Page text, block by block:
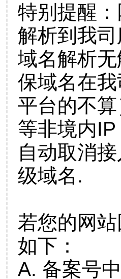
特别提醒
解析到我
域名解析
保域名在
平台的不
等非境内
自动取消
级域名.
若您的网
如下：
A. 备案号